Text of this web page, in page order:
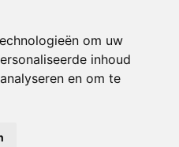
om uw
inhoud
en om te